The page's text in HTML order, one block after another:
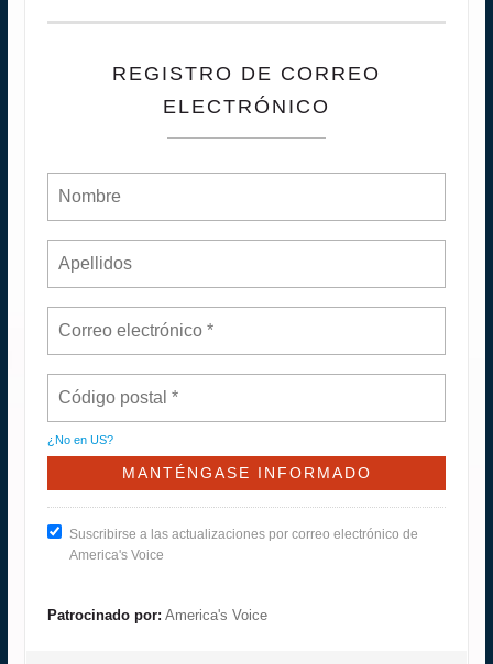
REGISTRO DE CORREO
ELECTRÓNICO
¿No en US?
Suscribirse a las actualizaciones por correo electrónico de
America's Voice
Patrocinado por: America's Voice